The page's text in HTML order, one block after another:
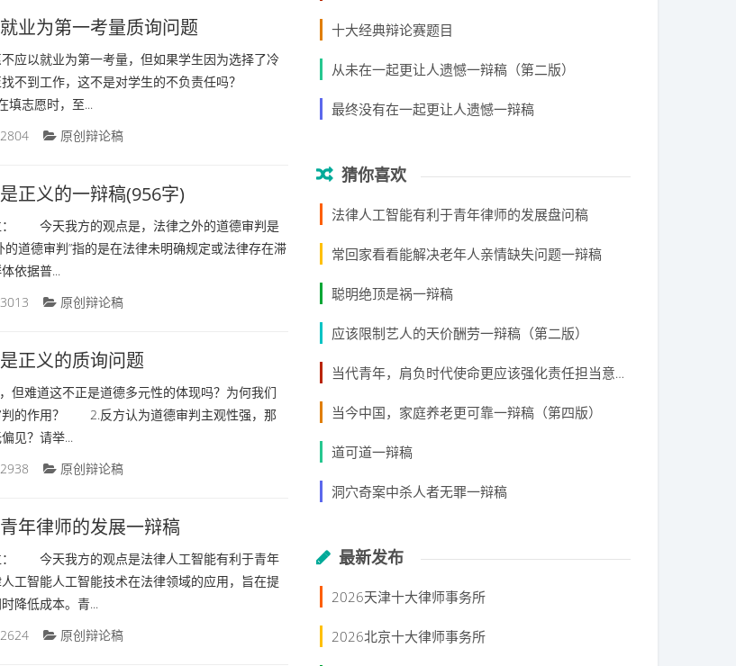
业为第一考量质询问题
以就业为第一考量，但如果学生因为选择了冷
找不到工作，这不是对学生的不负责任吗？
填志愿时，至...
原创辩论稿
正义的一辩稿(956字)
今天我方的观点是，法律之外的道德审判是
的道德审判”指的是在法律未明确规定或法律存在滞
依据普...
原创辩论稿
正义的质询问题
难道这不正是道德多元性的体现吗？为何我们
判的作用？ 2.反方认为道德审判主观性强，那
见？请举...
原创辩论稿
年律师的发展一辩稿
今天我方的观点是法律人工智能有利于青年
工智能人工智能技术在法律领域的应用，旨在提
降低成本。青...
原创辩论稿
十大经典辩论赛题目
从未在一起更让人遗憾一辩稿（第二版）
最终没有在一起更让人遗憾一辩稿
猜你喜欢
法律人工智能有利于青年律师的发展盘问稿
常回家看看能解决老年人亲情缺失问题一辩稿
聪明绝顶是祸一辩稿
应该限制艺人的天价酬劳一辩稿（第二版）
当代青年，肩负时代使命更应该强化责任担当意识一辩稿
当今中国，家庭养老更可靠一辩稿（第四版）
道可道一辩稿
洞穴奇案中杀人者无罪一辩稿
最新发布
2026天津十大律师事务所
2026北京十大律师事务所